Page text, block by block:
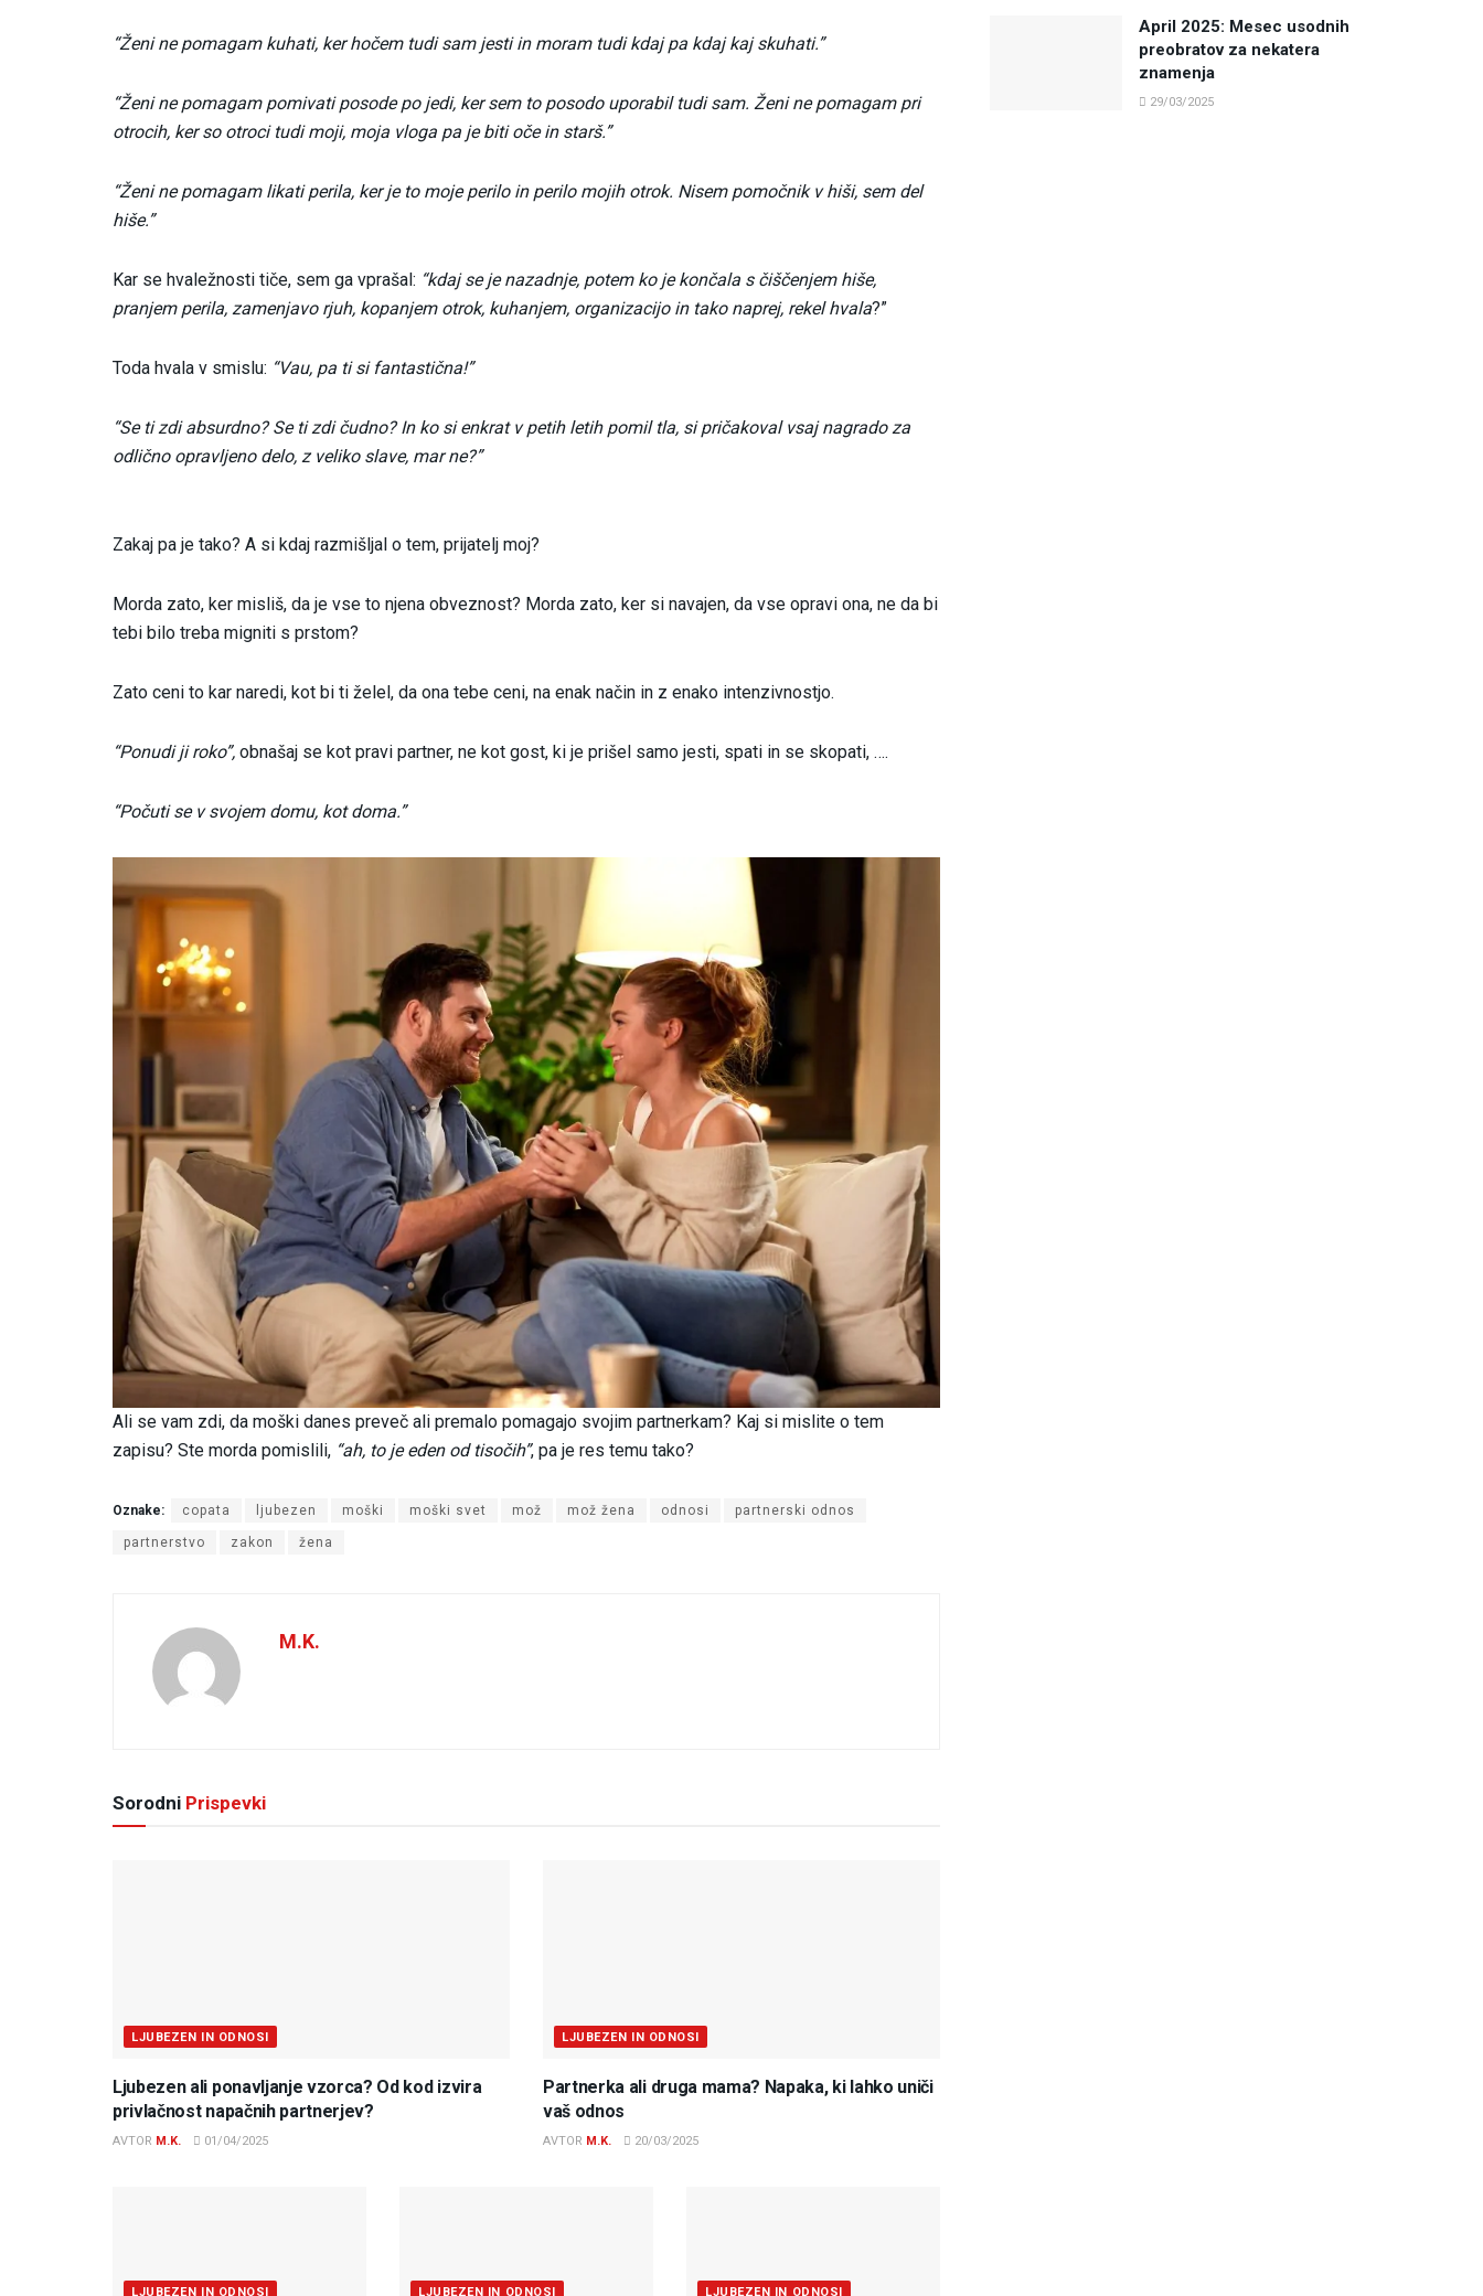
“Ženi ne pomagam kuhati, ker hočem tudi sam jesti in moram tudi kdaj pa kdaj kaj skuhati.”
“Ženi ne pomagam pomivati ​​posode po jedi, ker sem to posodo uporabil tudi sam. Ženi ne pomagam pri
otrocih, ker so otroci tudi moji, moja vloga pa je biti oče in starš.”
“Ženi ne pomagam likati perila, ker je to moje perilo in perilo mojih otrok. Nisem pomočnik v hiši, sem del
hiše.”
Kar se hvaležnosti tiče, sem ga vprašal: “kdaj se je nazadnje, potem ko je končala s čiščenjem hiše,
pranjem perila, zamenjavo rjuh, kopanjem otrok, kuhanjem, organizacijo in tako naprej, rekel hvala?”
Toda hvala v smislu: “Vau, pa ti si fantastična!”
“Se ti zdi absurdno? Se ti zdi čudno? In ko si enkrat v petih letih pomil tla, si pričakoval vsaj nagrado za
odlično opravljeno delo, z veliko slave, mar ne?”
Zakaj pa je tako? A si kdaj razmišljal o tem, prijatelj moj?
Morda zato, ker misliš, da je vse to njena obveznost? Morda zato, ker si navajen, da vse opravi ona, ne da bi
tebi bilo treba migniti s prstom?
Zato ceni to kar naredi, kot bi ti želel, da ona tebe ceni, na enak način in z enako intenzivnostjo.
“Ponudi ji roko”, obnašaj se kot pravi partner, ne kot gost, ki je prišel samo jesti, spati in se skopati, ….
“Počuti se v svojem domu, kot doma.”
Ali se vam zdi, da moški danes preveč ali premalo pomagajo svojim partnerkam? Kaj si mislite o tem
zapisu? Ste morda pomislili, “ah, to je eden od tisočih”, pa je res temu tako?
Oznake: copata ljubezen moški moški svet mož mož žena odnosi partnerski odnos
partnerstvo zakon žena
M.K.
Sorodni Prispevki
LJUBEZEN IN ODNOSI
Ljubezen ali ponavljanje vzorca? Od kod izvira
privlačnost napačnih partnerjev?
AVTOR M.K. 01/04/2025
LJUBEZEN IN ODNOSI
Partnerka ali druga mama? Napaka, ki lahko uniči
vaš odnos
AVTOR M.K. 20/03/2025
LJUBEZEN IN ODNOSI LJUBEZEN IN ODNOSI LJUBEZEN IN ODNOSI
April 2025: Mesec usodnih
preobratov za nekatera
znamenja
29/03/2025